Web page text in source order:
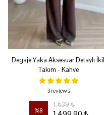
Degaje Yaka Aksesuar Detaylı
Takım - Kahve
3 reviews
%8
1,639 ₺